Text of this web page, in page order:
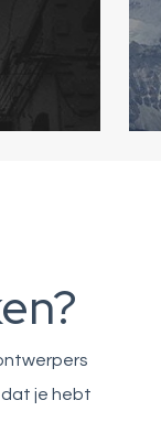
dat je hebt